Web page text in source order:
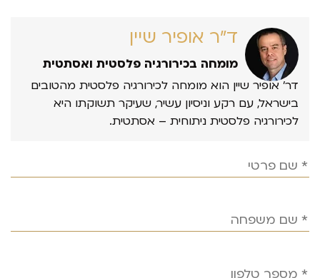
ד״ר אופיר שיין
מומחה בכירורגיה פלסטית ואסתטית
דר’ אופיר שיין הוא מומחה לכירורגיה פלסטית מהטובים
בישראל, עם רקע וניסיון עשיר, שעיקר תשוקתו היא
לכירורגיה פלסטית ניתוחית – אסתטית.